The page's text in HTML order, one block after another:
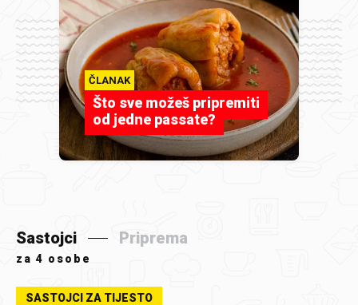
ČLANAK
Što sve možeš pripremiti
od jedne passate?
Sastojci Priprema
za 4 osobe
SASTOJCI ZA TIJESTO